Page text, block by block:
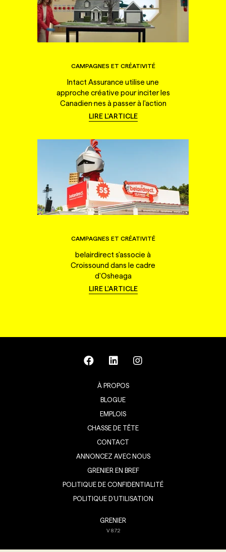
CAMPAGNES ET CRÉATIVITÉ
Intact Assurance utilise une
approche créative pour inciter les
Canadien·nes à passer à l'action
LIRE L'ARTICLE
CAMPAGNES ET CRÉATIVITÉ
belairdirect s'associe à
Croissound dans le cadre
d'Osheaga
LIRE L'ARTICLE
À PROPOS
BLOGUE
EMPLOIS
CHASSE DE TÊTE
CONTACT
ANNONCEZ AVEC NOUS
GRENIER EN BREF
POLITIQUE DE CONFIDENTIALITÉ
POLITIQUE D’UTILISATION
GRENIER
V8.7.2